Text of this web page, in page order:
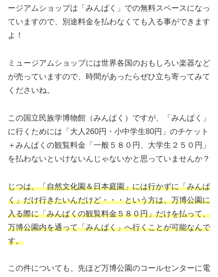
ージアムショップは「みんぱく」での無料スペースになっ
ていますので、別途料金を払わなくても入る事ができます
よ！
ミュージアムショップには世界各国のおもしろい楽器など
が売っていますので、時間があったらぜひ立ち寄ってみて
くださいね。
この国立民族学博物館（みんぱく）ですが、「みんぱく」
に行くためには「大人260円・小中学生80円」のチケット
＋みんぱくの観覧料金「一般５８０円、大学生２５０円」
を払わないといけないんじゃないかと思っていませんか？
じつは、「自然文化園＆日本庭園」には行かずに「みんぱ
く」だけ行きたいんだけど・・・という方は、万博公園に
入る際に「みんぱくの観覧料金５８０円」だけを払って、
万博公園内を通って「みんぱく」へ行くことが可能なんで
す。
この件についても、先ほど万博公園のコールセンターに電